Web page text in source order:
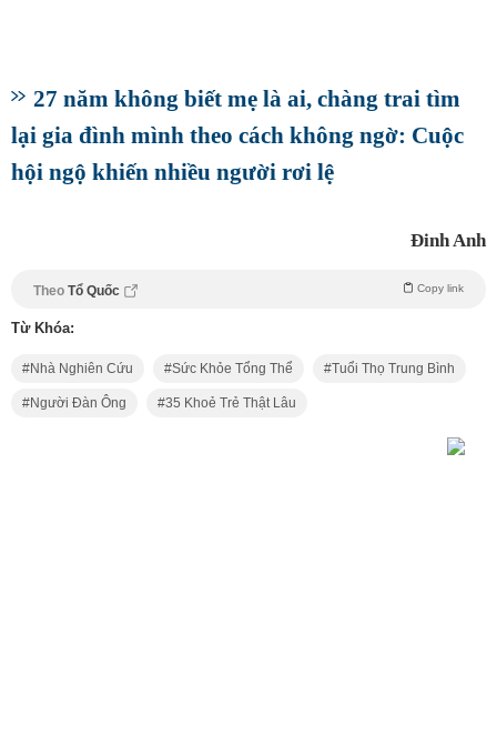
27 năm không biết mẹ là ai, chàng trai tìm
lại gia đình mình theo cách không ngờ: Cuộc
hội ngộ khiến nhiều người rơi lệ
Đinh Anh
Theo Tổ Quốc Copy link
Từ Khóa:
Nhà Nghiên Cứu Sức Khỏe Tổng Thể Tuổi Thọ Trung Bình
Người Đàn Ông 35 Khoẻ Trẻ Thật Lâu